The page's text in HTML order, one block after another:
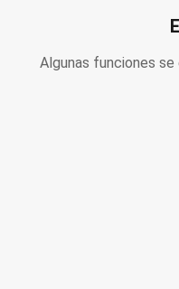
Algunas funciones